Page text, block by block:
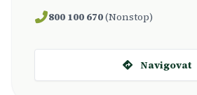
800 100 670(Nonstop)
Navigovat